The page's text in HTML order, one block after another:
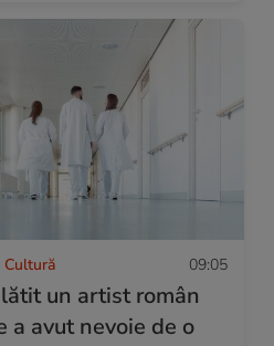
Cultură 09:05
un artist român
a avut nevoie de o